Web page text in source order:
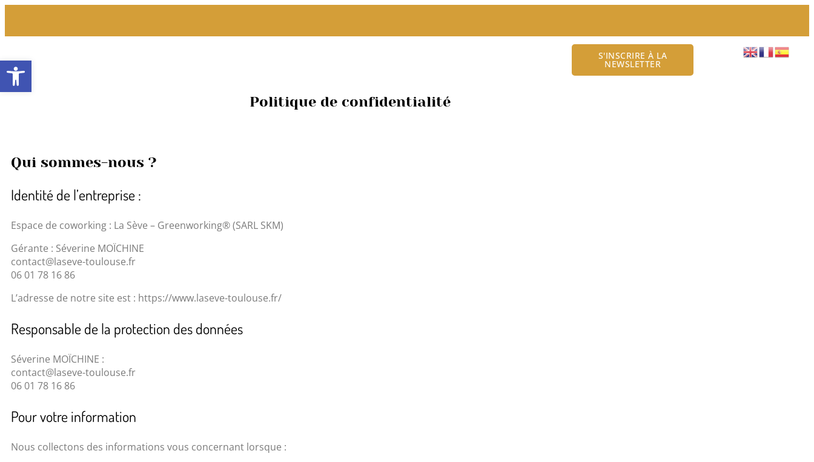
Ouvrir la barre d’outils S'INSCRIRE À LA
NEWSLETTER
Politique de confidentialité
Qui sommes-nous ?
Identité de l’entreprise :
Espace de coworking : La Sève – Greenworking® (SARL SKM)
Gérante : Séverine MOÏCHINE
contact@laseve-toulouse.fr
06 01 78 16 86
L’adresse de notre site est : https://www.laseve-toulouse.fr/
Responsable de la protection des données
Séverine MOÏCHINE :
contact@laseve-toulouse.fr
06 01 78 16 86
Pour votre information
Nous collectons des informations vous concernant lorsque :